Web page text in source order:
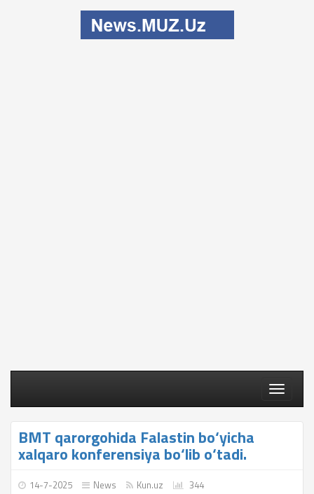
Toggle
BMT qarorgohida Falastin bo‘yicha
xalqaro konferensiya bo‘lib o‘tadi.
14-7-2025 News Kun.uz 344